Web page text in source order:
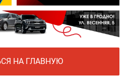
НА ГЛАВНУЮ